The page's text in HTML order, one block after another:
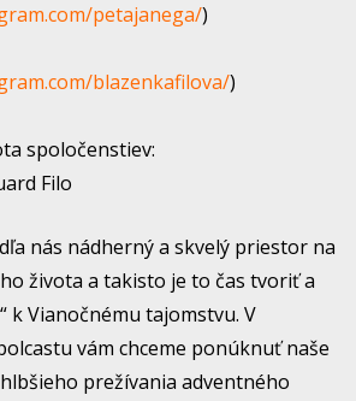
petajanega/)
blazenkafilova/)
spoločenstiev:
Filo
nás nádherný a skvelý priestor na
života a takisto je to čas tvoriť a
k Vianočnému tajomstvu. V
vám chceme ponúknuť naše
prežívania adventného